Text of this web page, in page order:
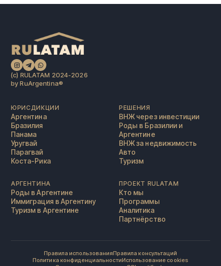
(c) RULATAM 2024-2026
by RuArgentina®️
ЮРИСДИКЦИИ
Аргентина
Бразилия
Панама
Уругвай
Парагвай
Коста-Рика
РЕШЕНИЯ
ВНЖ через инвестиции
Роды в Бразилии и
Аргентине
ВНЖ за недвижимость
Авто
Туризм
АРГЕНТИНА
Роды в Аргентине
Иммиграция в Аргентину
Туризм в Аргентине
ПРОЕКТ RULATAM
Кто мы
Программы
Аналитика
Партнёрство
Правила использованияПравила консультаций
Политика конфиденциальностиИспользование cookies